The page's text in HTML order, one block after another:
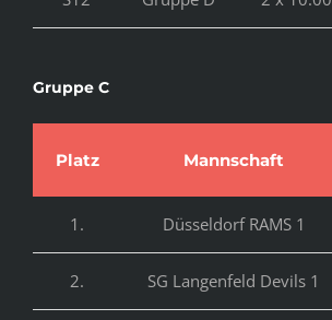
Gruppe C
Platz Mannschaft
1. Düsseldorf RAMS 1
2. SG Langenfeld Devils 1